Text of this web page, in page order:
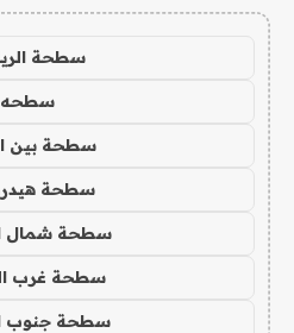
سطحة
سطحه
سطحة بين
سطحة
سطحة شمال
سطحة غرب
سطحة جنوب